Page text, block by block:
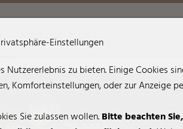
Natur und Umwelt
Einstellungen
zu bieten. Einige Cookies
Komforteinstellungen, oder zur Anzeige
Sie zulassen wollen.Bitte beachten